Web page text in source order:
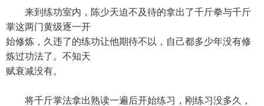
来到练功室内，陈少天迫不及待的拿出了千斤拳与千斤
掌这两门黄级逐一开
始修炼，久违了的练功让他期待不以，自己都多少年没有修
炼过功法了。不知天
赋衰减没有。
将千斤掌法拿出熟读一遍后开始练习，刚练习没多久，